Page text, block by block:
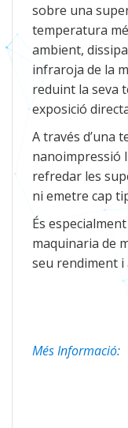
sobre una
temperatura
ambient,
infraroja de la
reduint la seva
exposició
A través d’una
nanoimpressió
refredar les
ni emetre cap
És
maquinaria de
seu rendiment i
Més Informació: